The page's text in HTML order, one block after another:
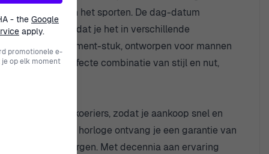
bent of aan het sporten. De dag-datum
3 bar betekent dat je het in verschillende
is een statement-stuk, ontworpen voor mannen
een perfecte combinatie van stijl en nut,
met premium koeriers, zodat je aankoop snel en
is. Bij elke horloge ontvang je een garantie van
vragen of zorgen. Met decennia aan ervaring
- the Google
apply.
promotionele e-
op elk moment